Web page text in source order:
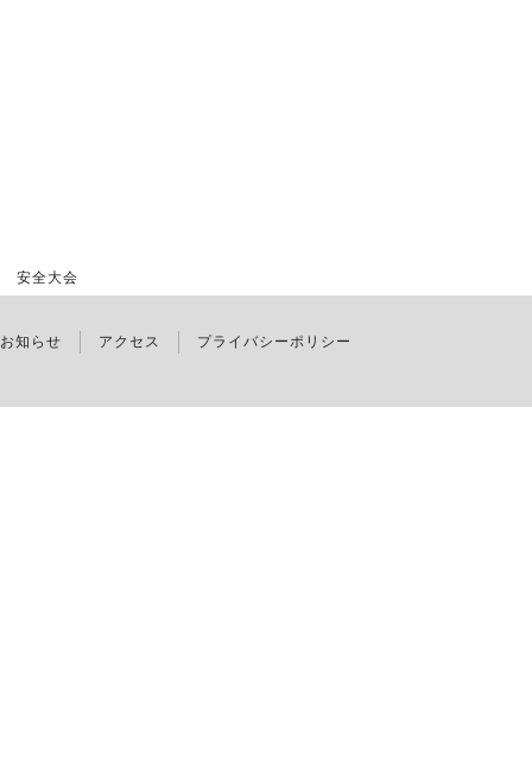
安全大会
お知らせ アクセス プライバシーポリシー